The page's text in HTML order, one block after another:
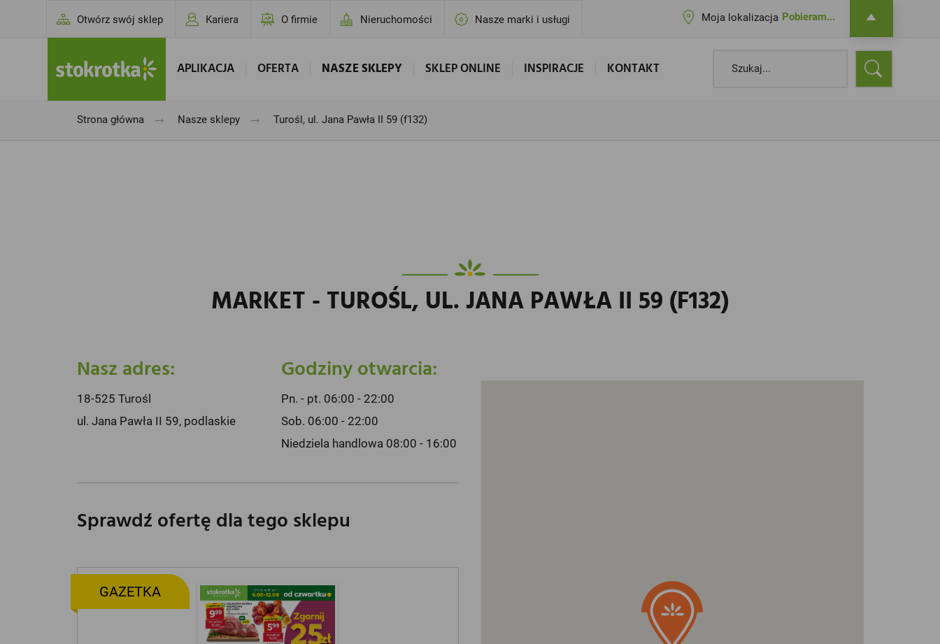
Otwórz swój sklep Kariera O firmie Nieruchomości Nasze marki i usługi Moja lokalizacja Pobieram...
APLIKACJA OFERTA NASZE SKLEPY SKLEP ONLINE INSPIRACJE KONTAKT
Strona główna → Nasze sklepy → Turośl, ul. Jana Pawła II 59 (f132)
MARKET - TUROŚL, UL. JANA PAWŁA II 59 (F132)
Nasz adres:
18-525 Turośl
ul. Jana Pawła II 59, podlaskie
Godziny otwarcia:
Pn. - pt. 06:00 - 22:00
Sob. 06:00 - 22:00
Niedziela handlowa 08:00 - 16:00
Sprawdź ofertę dla tego sklepu
GAZETKA